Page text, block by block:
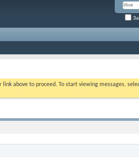
link above to proceed. To start viewing messages,